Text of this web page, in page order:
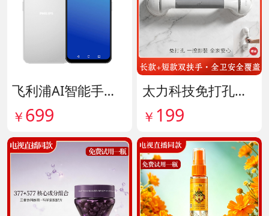
飞利浦AI智能手机 货号141882
￥ 699
太力科技免打孔多功能安全扶手 货号142101
￥ 199